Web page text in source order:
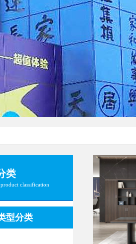
类
classification
型分类